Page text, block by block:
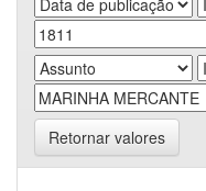
Retornar valores